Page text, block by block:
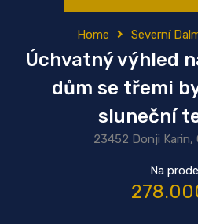
Home Severní
Úchvatný výhled
dům se třemi
sluneční
23452 Donji Karin,
Na